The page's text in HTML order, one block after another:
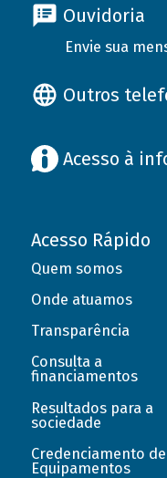
Ouvidoria
Envie sua
Outros
Acesso à
Acesso Rápido
Quem somos
Onde atuamos
Transparência
Consulta a
financiamentos
Resultados para a
sociedade
Credenciamento de
Equipamentos